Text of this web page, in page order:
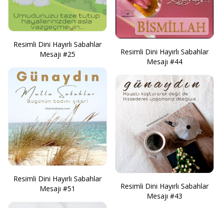
Resimli Dini Hayırlı Sabahlar
Mesajı #25
Resimli Dini Hayırlı Sabahlar
Mesajı #51
Resimli Dini Hayırlı Sabahlar
Mesajı #44
Resimli Dini Hayırlı Sabahlar
Mesajı #43